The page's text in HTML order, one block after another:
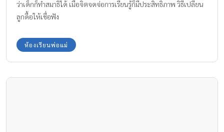
ว่าเด็กก็ทำสมาธิได้ เมื่อจิตจดจ่อการเรียนรู้ก็มีประสิทธิภาพ วิธีเปลี่ยน
ลูกดื้อให้เชื่อฟัง
ห้องเรียนพ่อแม่